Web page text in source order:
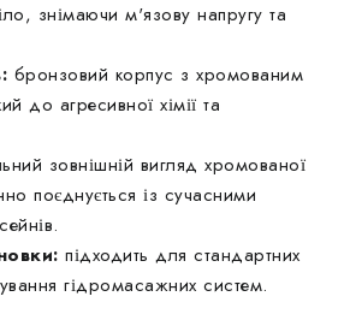
знімаючи м'язову напругу та
бронзовий корпус з хромованим
до агресивної хімії та
зовнішній вигляд хромованої
поєднується із сучасними
підходить для стандартних
гідромасажних систем.